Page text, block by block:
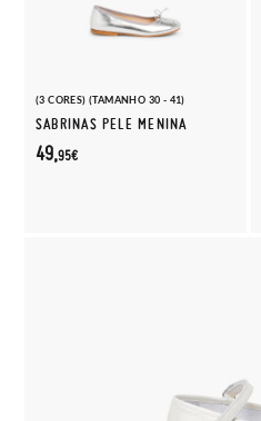
(3 CORES) (TAMANHO 30 - 41)
SABRINAS PELE MENINA
49,95€